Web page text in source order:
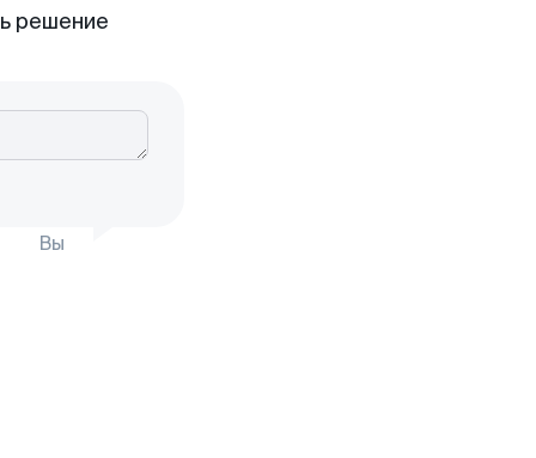
решение
Вы